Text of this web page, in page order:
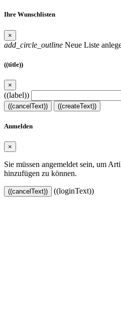
Ihre Wunschlisten
×
add_circle_outline Neue Liste
((title))
×
((label))
((cancelText)) ((createText))
Anmelden
×
Sie müssen angemeldet sein, um
hinzufügen zu können.
((cancelText)) ((loginText))